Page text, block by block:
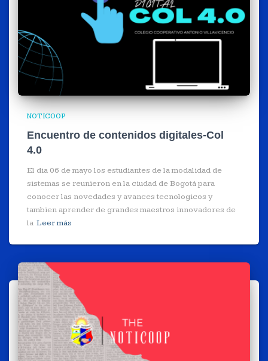
NOTICOOP
Encuentro de contenidos digitales-Col
4.0
El dia 06 de mayo los estudiantes de la modalidad de
sistemas se reunieron en la ciudad de Bogotá para
conocer las novedades y avances tecnologicos y
tambien aprender de grandes maestros innovadores de
la Leer más